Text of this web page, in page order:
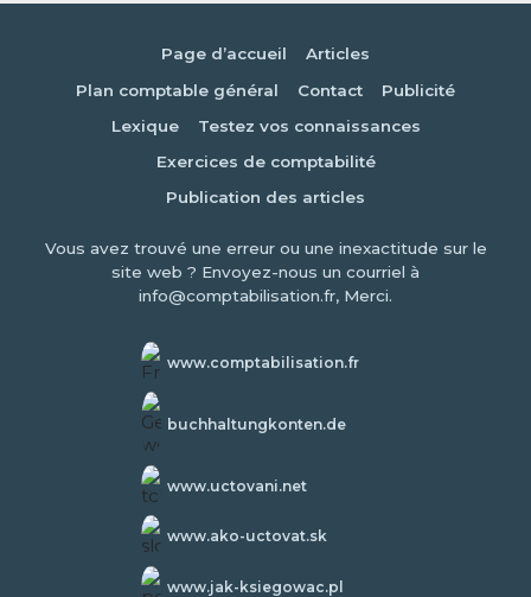
Page d’accueil
Articles
Plan comptable général
Contact
Publicité
Lexique
Testez vos connaissances
Exercices de comptabilité
Publication des articles
Vous avez trouvé une erreur ou une inexactitude sur le
site web ? Envoyez-nous un courriel à
info@comptabilisation.fr, Merci.
www.comptabilisation.fr
buchhaltungkonten.de
www.uctovani.net
www.ako-uctovat.sk
www.jak-ksiegowac.pl